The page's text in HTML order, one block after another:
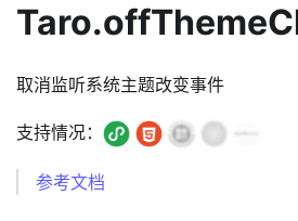
取消监听系统主题改变事件
支持情况：
参考文档